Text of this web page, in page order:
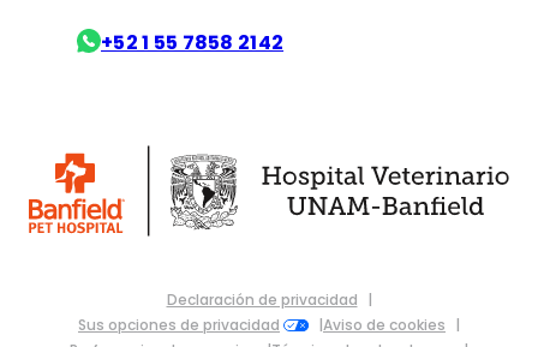
+52 1 55 7858 2142
Declaración de privacidad
Sus opciones de privacidad
Aviso de cookies